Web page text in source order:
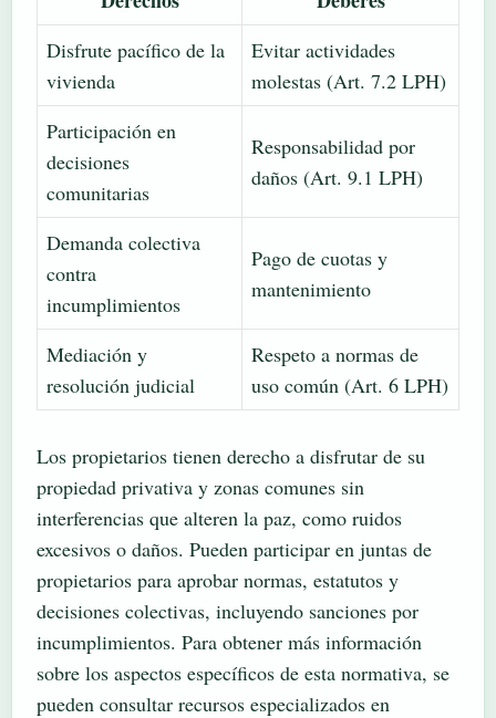
Disfrute pacífico de la
vivienda
Evitar actividades
molestas (Art. 7.2 LPH)
Participación en
decisiones
comunitarias
Responsabilidad por
daños (Art. 9.1 LPH)
Demanda colectiva
contra
incumplimientos
Pago de cuotas y
mantenimiento
Mediación y
resolución judicial
Respeto a normas de
uso común (Art. 6 LPH)
Los propietarios tienen derecho a disfrutar de su
propiedad privativa y zonas comunes sin
interferencias que alteren la paz, como ruidos
excesivos o daños. Pueden participar en juntas de
propietarios para aprobar normas, estatutos y
decisiones colectivas, incluyendo sanciones por
incumplimientos. Para obtener más información
sobre los aspectos específicos de esta normativa, se
pueden consultar recursos especializados en